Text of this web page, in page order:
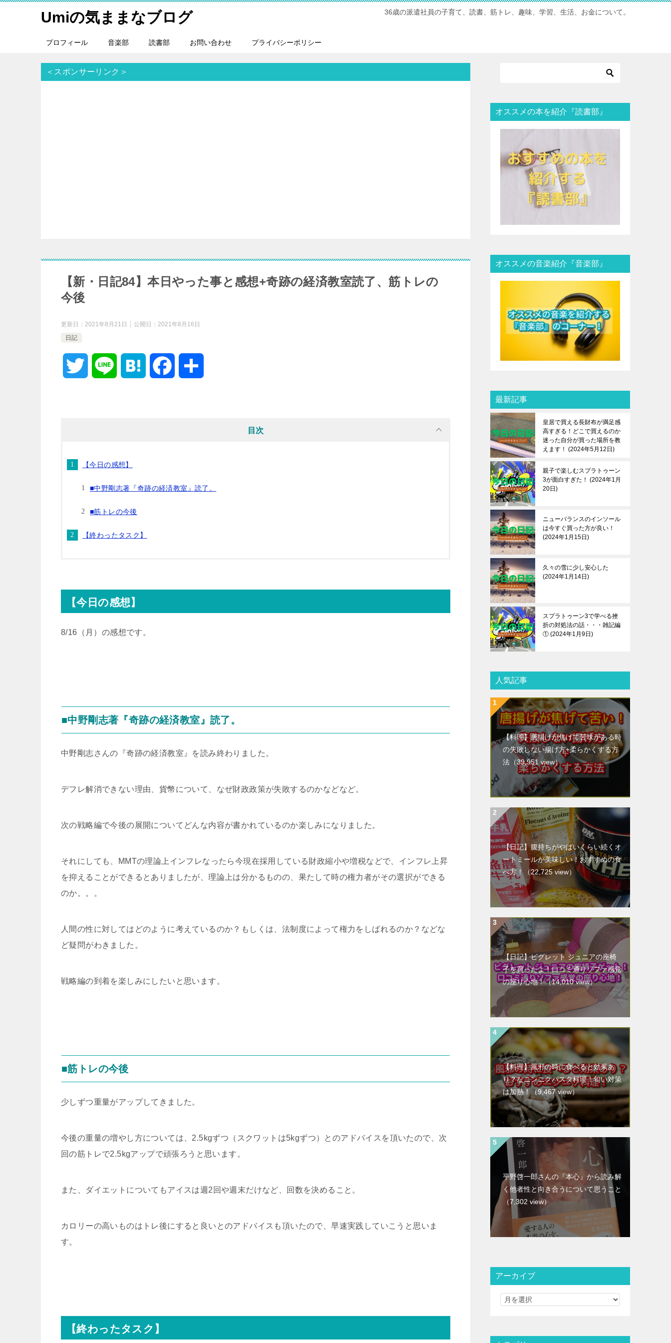
Umiの気ままなブログ 36歳の派遣社員の子育て、読書、筋トレ、趣味、学習、生活、お金について。
プロフィール 音楽部 読書部 お問い合わせ プライバシーポリシー
＜スポンサーリンク＞
【新・日記84】本日やった事と感想+奇跡の経済教室読了、筋トレの
今後
更新日： 2021年8月21日 公開日： 2021年8月16日
日記
t
e
r
a o
目次
【今日の感想】
■中野剛志著『奇跡の経済教室』読了。
■筋トレの今後
【終わったタスク】
【今日の感想】
8/16（月）の感想です。
■中野剛志著『奇跡の経済教室』読了。
中野剛志さんの『奇跡の経済教室』を読み終わりました。
デフレ解消できない理由、貨幣について、なぜ財政政策が失敗するのかなどなど。
次の戦略編で今後の展開についてどんな内容が書かれているのか楽しみになりました。
それにしても、MMTの理論上インフレなったら今現在採用している財政縮小や増税などで、インフレ上昇
を抑えることができるとありましたが、理論上は分かるものの、果たして時の権力者がその選択ができる
のか。。。
人間の性に対してはどのように考えているのか？もしくは、法制度によって権力をしばれるのか？などな
ど疑問がわきました。
戦略編の到着を楽しみにしたいと思います。
■筋トレの今後
少しずつ重量がアップしてきました。
今後の重量の増やし方については、2.5kgずつ（スクワットは5kgずつ）とのアドバイスを頂いたので、次
回の筋トレで2.5kgアップで頑張ろうと思います。
また、ダイエットについてもアイスは週2回や週末だけなど、回数を決めること。
カロリーの高いものはトレ後にすると良いとのアドバイスも頂いたので、早速実践していこうと思いま
す。
【終わったタスク】
オススメの本を紹介『読書部』
オススメの音楽紹介『音楽部』
最新記事
皇居で買える長財布が満足感
高すぎる！どこで買えるのか
迷った自分が買った場所を教
えます！
2024年5月12日
親子で楽しむスプラトゥーン
3が面白すぎた！
2024年1月
20日
ニューバランスのインソール
は今すぐ買った方が良い！
2024年1月15日
久々の雪に少し安心した
2024年1月14日
スプラトゥーン3で学べる挫
折の対処法の話・・・雑記編
① 2024年1月9日
人気記事
【料理】唐揚げが焦げて苦味がある時
の失敗しない揚げ方+柔らかくする方
法 （39,951 view）
【日記】腹持ちがやばいくらい続くオ
ートミールが美味しい！おすすめの食
べ方！ （22,725 view）
【日記】ピグレット ジュニアの座椅
子を買ったよ！口コミ通りソファ感覚
の座り心地！（14,010 view）
【料理】風邪の時に食べると効果あ
り？なニンニクパスタ料理！匂い対策
は加熱！ （9,467 view）
平野啓一郎さんの『本心』から読み解
く他者性と向き合うについて思うこと
（7,302 view）
アーカイブ